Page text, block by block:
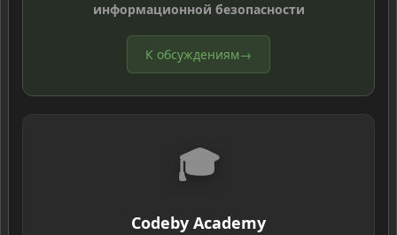
информационной безопасности
К обсуждениям→
🎓
Codeby Academy